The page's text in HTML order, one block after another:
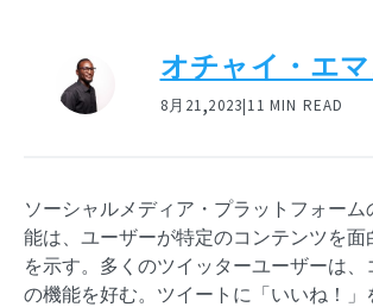
オチャイ・エ
8月21,2023|11 MIN READ
ソーシャルメディア・プラットフォー
能は、ユーザーが特定のコンテンツを面
を示す。多くのツイッターユーザーは、
の機能を好む。ツイートに「いいね！」